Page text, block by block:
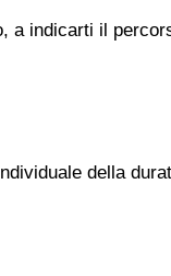
a indicarti il
della